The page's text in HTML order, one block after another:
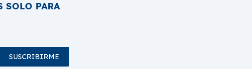
SOLO PARA
SUSCRIBIRME